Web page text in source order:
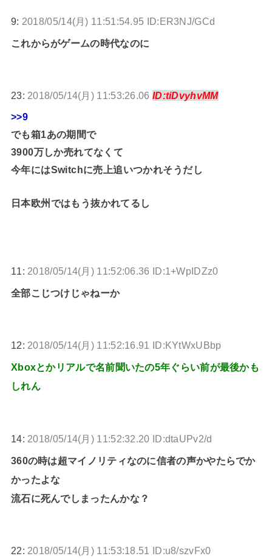
9: 2018/05/14(月) 11:51:54.95 ID:ER3NJ/GCd
これからがゲームの時代なのに
23: 2018/05/14(月) 11:53:26.06 ID:tiDvyhvMM
>>9
でも箱1あの期間で
3900万しか売れてなくて
今年にはSwitchに売上追いつかれそうだし
日本欧州ではもう抜かれてるし
11: 2018/05/14(月) 11:52:06.36 ID:1+WpIDZz0
全部こじつけじゃねーか
12: 2018/05/14(月) 11:52:16.91 ID:KYtWxUBbp
Xboxとかリアルで名前聞いたの5年ぐらい前が最後かも
しれん
14: 2018/05/14(月) 11:52:32.20 ID:dtaUPv2/d
360の時は超マイノリティなのに信者の声かやたらでか
かったよな
流石に死んでしまったんかな？
22: 2018/05/14(月) 11:53:18.51 ID:u8/szvFx0